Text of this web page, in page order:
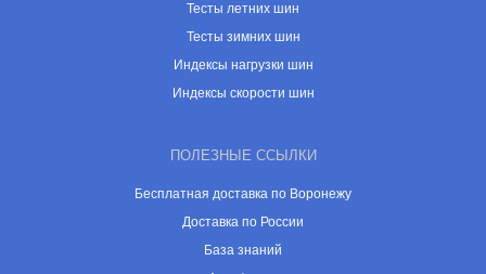
Тесты летних шин
Тесты зимних шин
Индексы нагрузки шин
Индексы скорости шин
ПОЛЕЗНЫЕ ССЫЛКИ
Бесплатная доставка по Воронежу
Доставка по России
База знаний